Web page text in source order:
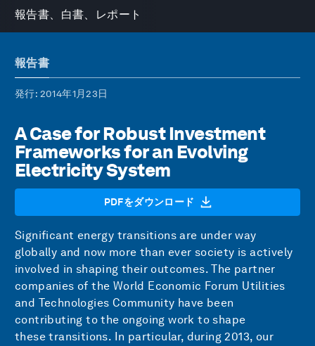
報告書、白書、レポート
報告書
発行: 2014年1月23日
A Case for Robust Investment
Frameworks for an Evolving
Electricity System
PDFをダウンロード
Significant energy transitions are under way
globally and now more than ever society is actively
involved in shaping their outcomes. The partner
companies of the World Economic Forum Utilities
and Technologies Community have been
contributing to the ongoing work to shape
these transitions. In particular, during 2013, our